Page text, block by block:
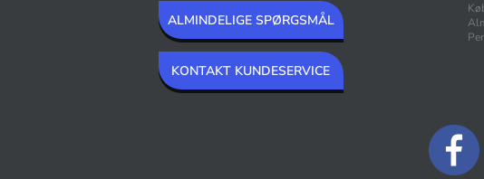
ALMINDELIGE SPØRGSMÅL
KONTAKT KUNDESERVICE